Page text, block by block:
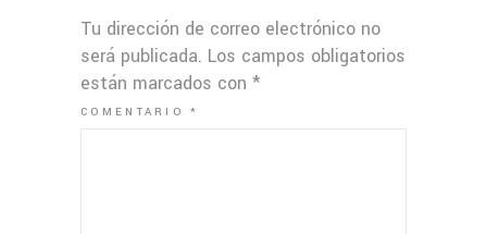
Tu dirección de correo electrónico no
será publicada. Los campos obligatorios
están marcados con *
COMENTARIO*